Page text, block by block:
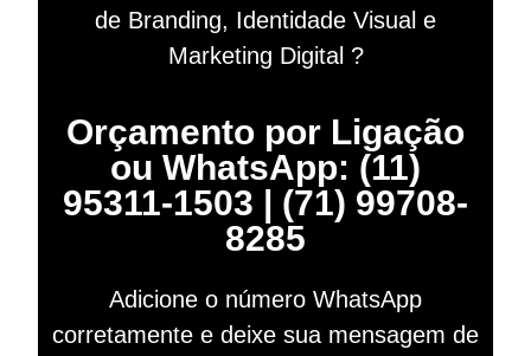
de Branding, Identidade Visual e
Marketing Digital ?
Orçamento por Ligação
ou WhatsApp: (11)
95311-1503 | (71) 99708-
8285
Adicione o número WhatsApp
corretamente e deixe sua mensagem de